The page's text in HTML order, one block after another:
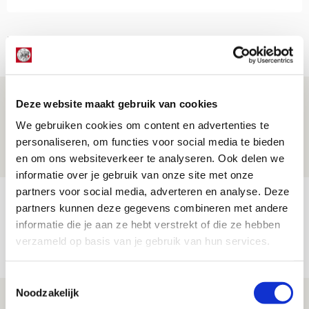
Deze website maakt gebruik van cookies
We gebruiken cookies om content en advertenties te
personaliseren, om functies voor social media te bieden
en om ons websiteverkeer te analyseren. Ook delen we
informatie over je gebruik van onze site met onze
partners voor social media, adverteren en analyse. Deze
partners kunnen deze gegevens combineren met andere
informatie die je aan ze hebt verstrekt of die ze hebben
verzameld op basis van je gebruik van hun services.
Noodzakelijk
Net binnen //
Volop enthousiasme in fotoverslag van
Europees treffen met Shelbourne
07 AUGUSTUS 2026 - 09:00
FOTOVERSLAG
Míchel niet blij met resultaat en spel
na rust: ‘De focus nam af’
07 AUGUSTUS 2026 - 08:30
Is dit de laatste wallpaper van Godts in